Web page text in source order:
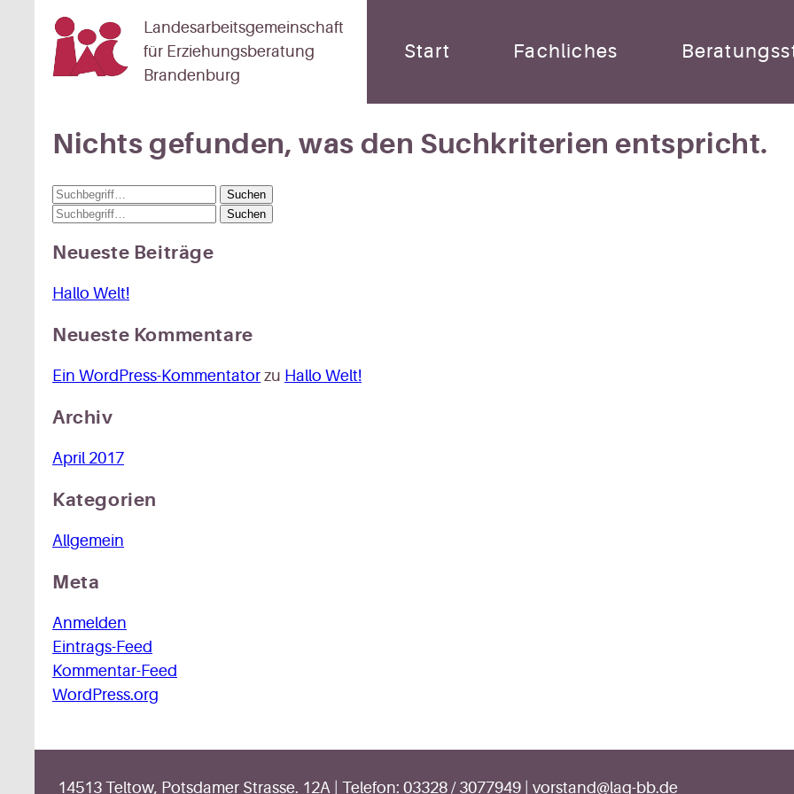
Landesarbeitsgemeinschaft
für Erziehungsberatung
Brandenburg
Start Fachliches
Nichts gefunden, was den Suchkriterien entspricht.
Suchen
Suchen
Neueste Beiträge
Hallo Welt!
Neueste Kommentare
Ein WordPress-Kommentator zu Hallo Welt!
Archiv
April 2017
Kategorien
Allgemein
Meta
Anmelden
Eintrags-Feed
Kommentar-Feed
WordPress.org
14513 Teltow, Potsdamer Strasse. 12A | Telefon: 03328 / 3077949 vorstand@lag-bb.de